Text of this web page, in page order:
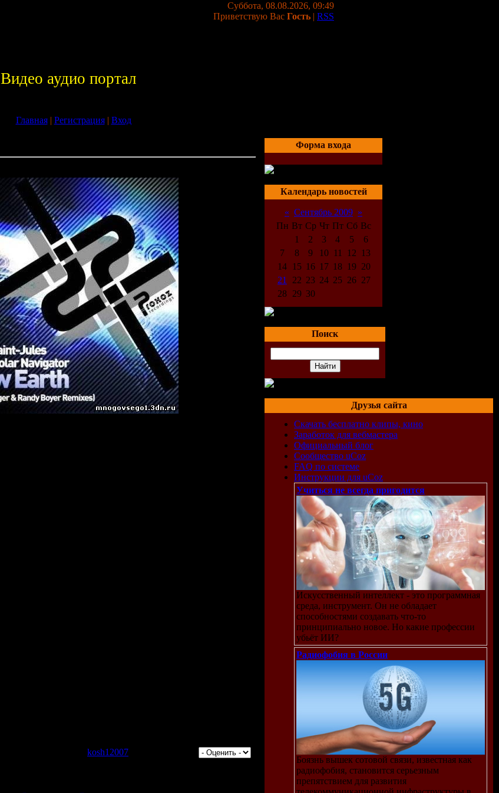
Суббота, 08.08.2026, 09:49
Приветствую Вас Гость | RSS
Видео аудио портал
Главная| Регистрация| Вход
kosh12007
Форма входа
Календарь новостей
« Сентябрь 2009 »
Пн Вт Ср Чт Пт Сб Вс
1
2 3 4 5
6
7
8 9 10 11 12
13
14
15 16 17 18 19 20
21
22 23 24 25 26 27
28 29 30
Поиск
Друзья сайта
Скачать бесплатно клипы, кино
Заработок для вебмастера
Официальный блог
Сообщество uCoz
FAQ по системе
Инструкции для uCoz
Учиться не всегда пригодится
Искусственный интеллект - это программная
среда, инструмент. Он не обладает
способностями создавать что-то
принципиально новое. Но какие профессии
убьёт ИИ?
Радиофобия в России
Боязнь вышек сотовой связи, известная как
радиофобия, становится серьезным
препятствием для развития